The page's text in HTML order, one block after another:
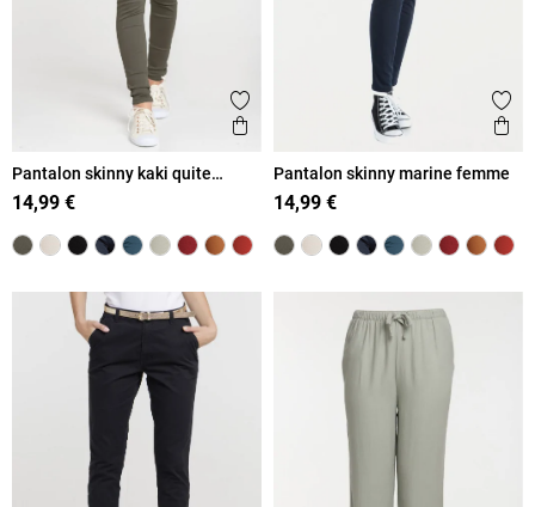
Ajouter aux favoris
Aperçu rapide
Pantalon skinny kaki quite
femme
14,99 €
Pantalon skinny marine femme
14,99 €